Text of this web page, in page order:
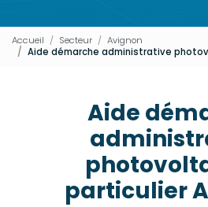
Accueil Secteur
Avignon
Aide démarche administrative
Aide
particulier